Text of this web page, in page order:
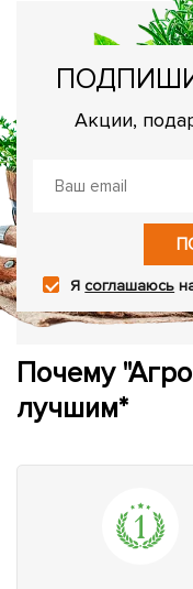
Акции,
Ясоглашаюсь
Почему
лучшим*